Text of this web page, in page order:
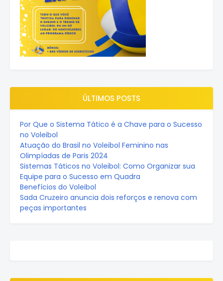
ÚLTIMOS POSTS
Por Que o Sistema Tático é a Chave para o Sucesso
no Voleibol
Atuação do Brasil no Voleibol Feminino nas
Olimpíadas de Paris 2024
Sistemas Táticos no Voleibol: Como Organizar sua
Equipe para o Sucesso em Quadra
Benefícios do Voleibol
Sada Cruzeiro anuncia dois reforços e renova com
peças importantes